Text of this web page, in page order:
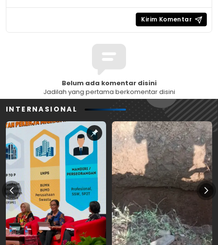
Belum ada komentar disini
Jadilah yang pertama berkomentar disini
INTERNASIONAL